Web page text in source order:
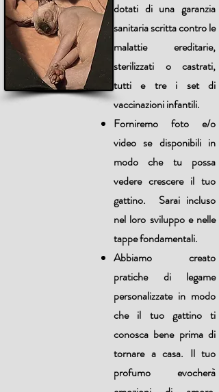
dotati di una garanzia
sanitaria scritta contro le
malattie ereditarie,
sterilizzati o castrati,
tutti e tre i set di
vaccinazioni infantili.
Forniremo foto e/o
video se disponibili in
modo che tu possa
vedere crescere il tuo
gattino. Sarai incluso
nel loro sviluppo e nelle
tappe fondamentali.
Abbiamo creato
pratiche di legame
personalizzate in modo
che il tuo gattino ti
conosca bene prima di
tornare a casa. Il tuo
profumo evocherà